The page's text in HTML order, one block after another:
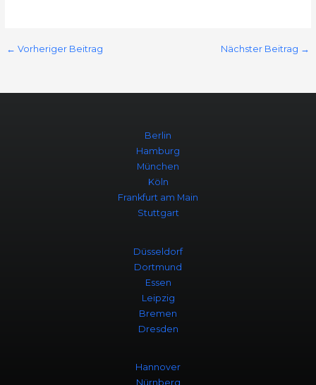
← Vorheriger Beitrag Nächster Beitrag →
Berlin
Hamburg
München
Köln
Frankfurt am Main
Stuttgart
Düsseldorf
Dortmund
Essen
Leipzig
Bremen
Dresden
Hannover
Nürnberg